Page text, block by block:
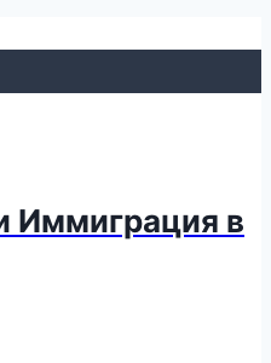
Иммиграция в